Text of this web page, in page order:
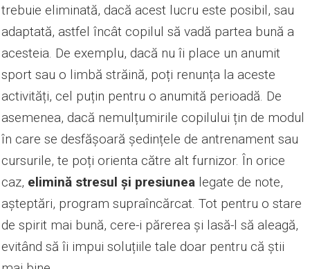
trebuie eliminată, dacă acest lucru este posibil, sau
adaptată, astfel încât copilul să vadă partea bună a
acesteia. De exemplu, dacă nu îi place un anumit
sport sau o limbă străină, poți renunța la aceste
activități, cel puțin pentru o anumită perioadă. De
asemenea, dacă nemulțumirile copilului țin de modul
în care se desfășoară ședințele de antrenament sau
cursurile, te poți orienta către alt furnizor. În orice
caz, elimină stresul și presiunea legate de note,
așteptări, program supraîncărcat. Tot pentru o stare
de spirit mai bună, cere-i părerea și lasă-l să aleagă,
evitând să îi impui soluțiile tale doar pentru că știi